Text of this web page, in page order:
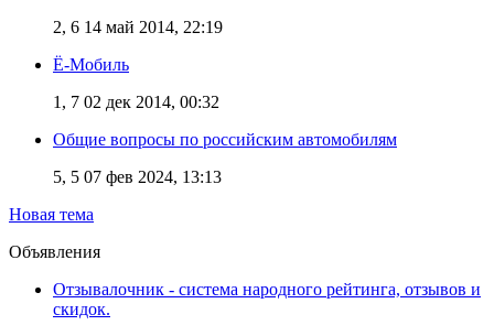
2, 6 14 май 2014, 22:19
Ё-Мобиль
1, 7 02 дек 2014, 00:32
Общие вопросы по российским автомобилям
5, 5 07 фев 2024, 13:13
Новая тема
Объявления
Отзывалочник - система народного рейтинга, отзывов и
скидок.